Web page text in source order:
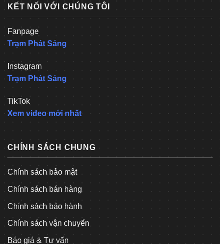
KẾT NỐI VỚI CHÚNG TÔI
Fanpage
Trạm Phát Sáng
Instagram
Trạm Phát Sáng
TikTok
Xem video mới nhất
CHÍNH SÁCH CHUNG
Chính sách bảo mật
Chính sách bán hàng
Chính sách bảo hành
Chính sách vận chuyển
Báo giá & Tư vấn